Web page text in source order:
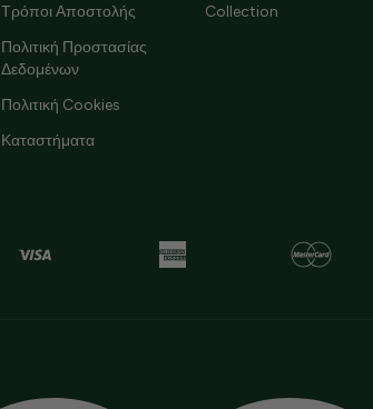
Τρόποι Αποστολής
Πολιτική Προστασίας
Δεδομένων
Πολιτική Cookies
Καταστήματα
Collection